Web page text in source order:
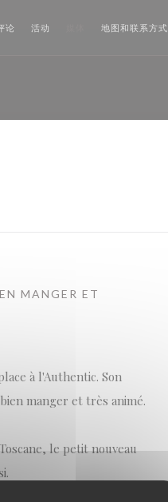
论 活动 地图和联系方式
MANGER ET
à l'Authentic. Son
manger et très animé.
le petit nouveau